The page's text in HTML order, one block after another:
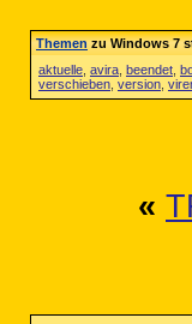
Themenzu Windows 7
aktuelle avira beendet
verschieben version
«